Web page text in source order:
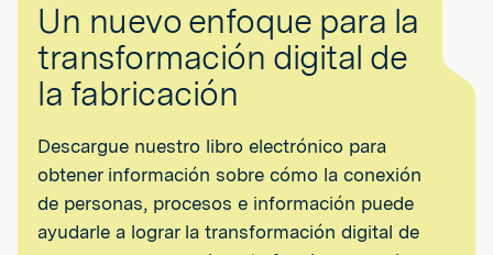
Un nuevo enfoque para la
transformación digital de
la fabricación
Descargue nuestro libro electrónico para
obtener información sobre cómo la conexión
de personas, procesos e información puede
ayudarle a lograr la transformación digital de